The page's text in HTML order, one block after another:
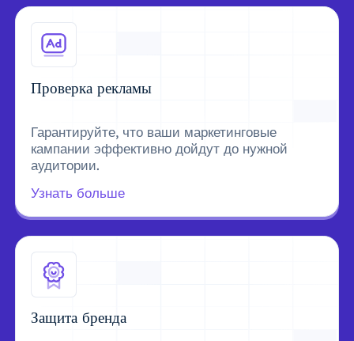
Проверка рекламы
Гарантируйте, что ваши маркетинговые
кампании эффективно дойдут до нужной
аудитории.
Узнать больше
Защита бренда